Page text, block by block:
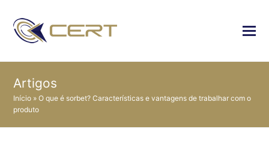
Artigos
Início »O que é sorbet? Características e vantagens de trabalhar com o
produto